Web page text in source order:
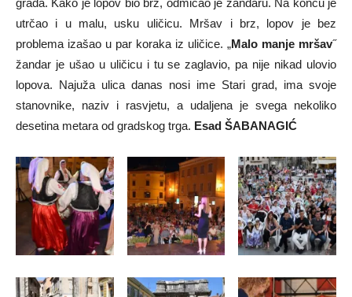
grada. Kako je lopov bio brz, odmicao je žandaru. Na koncu je
utrčao i u malu, usku uličicu. Mršav i brz, lopov je bez
problema izašao u par koraka iz uličice. „Malo manje mršav˝
žandar je ušao u uličicu i tu se zaglavio, pa nije nikad ulovio
lopova. Najuža ulica danas nosi ime Stari grad, ima svoje
stanovnike, naziv i rasvjetu, a udaljena je svega nekoliko
desetina metara od gradskog trga. Esad ŠABANAGIĆ